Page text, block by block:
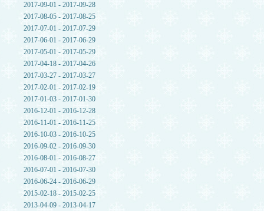
2017-09-01 - 2017-09-28
2017-08-05 - 2017-08-25
2017-07-01 - 2017-07-29
2017-06-01 - 2017-06-29
2017-05-01 - 2017-05-29
2017-04-18 - 2017-04-26
2017-03-27 - 2017-03-27
2017-02-01 - 2017-02-19
2017-01-03 - 2017-01-30
2016-12-01 - 2016-12-28
2016-11-01 - 2016-11-25
2016-10-03 - 2016-10-25
2016-09-02 - 2016-09-30
2016-08-01 - 2016-08-27
2016-07-01 - 2016-07-30
2016-06-24 - 2016-06-29
2015-02-18 - 2015-02-25
2013-04-09 - 2013-04-17